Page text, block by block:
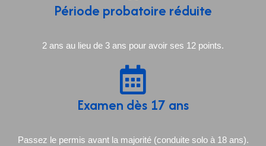
Période probatoire réduite
2 ans au lieu de 3 ans pour avoir ses 12 points.
Examen dès 17 ans
Passez le permis avant la majorité (conduite solo à 18 ans).